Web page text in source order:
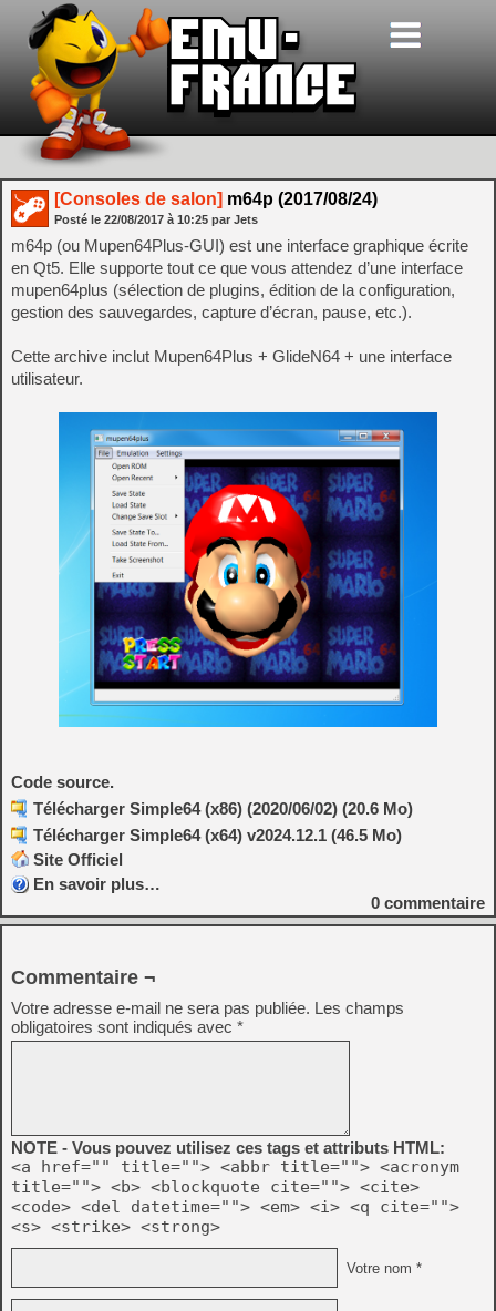
[Consoles de salon] m64p (2017/08/24)
Posté le 22/08/2017 à 10:25 par Jets
m64p (ou Mupen64Plus-GUI) est une interface graphique écrite
en Qt5. Elle supporte tout ce que vous attendez d’une interface
mupen64plus (sélection de plugins, édition de la configuration,
gestion des sauvegardes, capture d’écran, pause, etc.).
Cette archive inclut Mupen64Plus + GlideN64 + une interface
utilisateur.
Code source.
Télécharger Simple64 (x86) (2020/06/02) (20.6 Mo)
Télécharger Simple64 (x64) v2024.12.1 (46.5 Mo)
Site Officiel
En savoir plus…
0 commentaire
Commentaire ¬
Votre adresse e-mail ne sera pas publiée. Les champs
obligatoires sont indiqués avec *
NOTE - Vous pouvez utilisez ces tags et attributs HTML:
<a href="" title=""> <abbr title=""> <acronym
title=""> <b> <blockquote cite=""> <cite>
<code> <del datetime=""> <em> <i> <q cite="">
<s> <strike> <strong>
Votre nom *